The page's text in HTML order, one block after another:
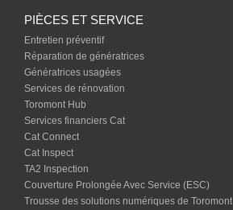
PIÈCES ET SERVICE
Entretien préventif
Réparation de génératrices
Génératrices usagées
Services de rénovation
Toromont Hub
Services financiers Cat
Cat Connect
Cat Inspect
TA2 Inspection
Couverture Prolongée Avec Service (ESC)
Trousse des solutions numériques de Toromont